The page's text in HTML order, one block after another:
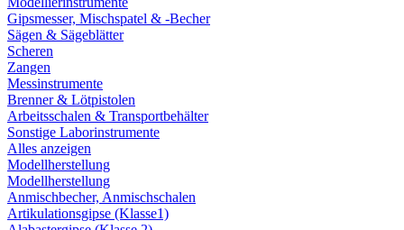
Gipsmesser, Mischspatel & -Becher
Sägen & Sägeblätter
Scheren
Zangen
Messinstrumente
Brenner & Lötpistolen
Arbeitsschalen & Transportbehälter
Sonstige Laborinstrumente
Alles anzeigen
Modellherstellung
Modellherstellung
Anmischbecher, Anmischschalen
Artikulationsgipse (Klasse1)